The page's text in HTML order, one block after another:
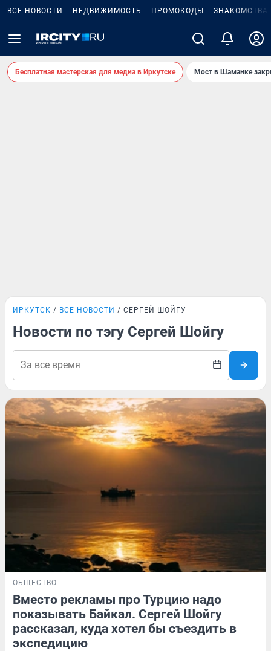
ВСЕ НОВОСТИ НЕДВИЖИМОСТЬ ПРОМОКОДЫ ЗНАКОМСТВА
Бесплатная мастерская для медиа в Иркутске Мост в Шаманке
ИРКУТСК ВСЕ НОВОСТИ СЕРГЕЙ ШОЙГУ
Новости по тэгу Сергей Шойгу
ОБЩЕСТВО
Вместо рекламы про Турцию надо
показывать Байкал. Сергей Шойгу
рассказал, куда хотел бы съездить в
экспедицию